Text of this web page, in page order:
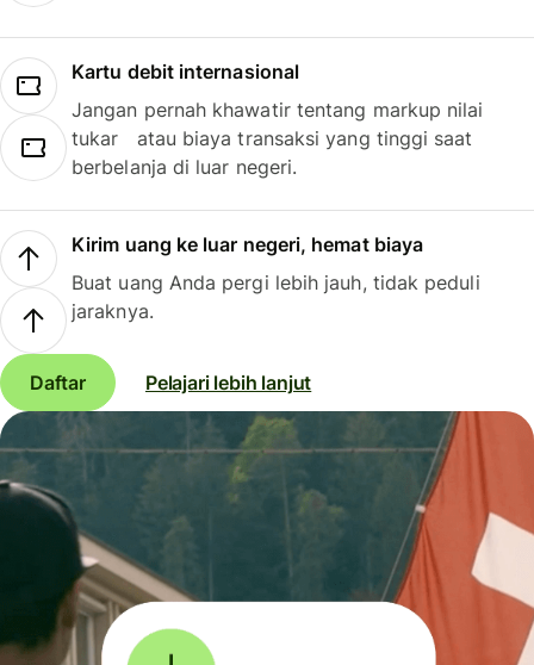
Kartu debit internasional
Jangan pernah khawatir tentang markup nilai
tukar atau biaya transaksi yang tinggi saat
berbelanja di luar negeri.
Kirim uang ke luar negeri, hemat biaya
Buat uang Anda pergi lebih jauh, tidak peduli
jaraknya.
Daftar Pelajari lebih lanjut